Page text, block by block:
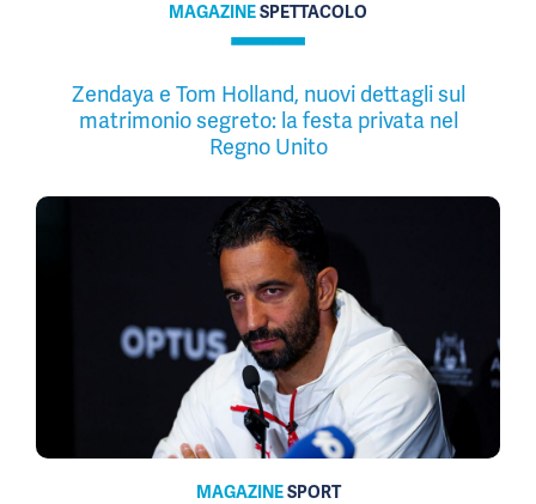
MAGAZINESPETTACOLO
Zendaya e Tom Holland, nuovi dettagli sul
matrimonio segreto: la festa privata nel
Regno Unito
MAGAZINESPORT